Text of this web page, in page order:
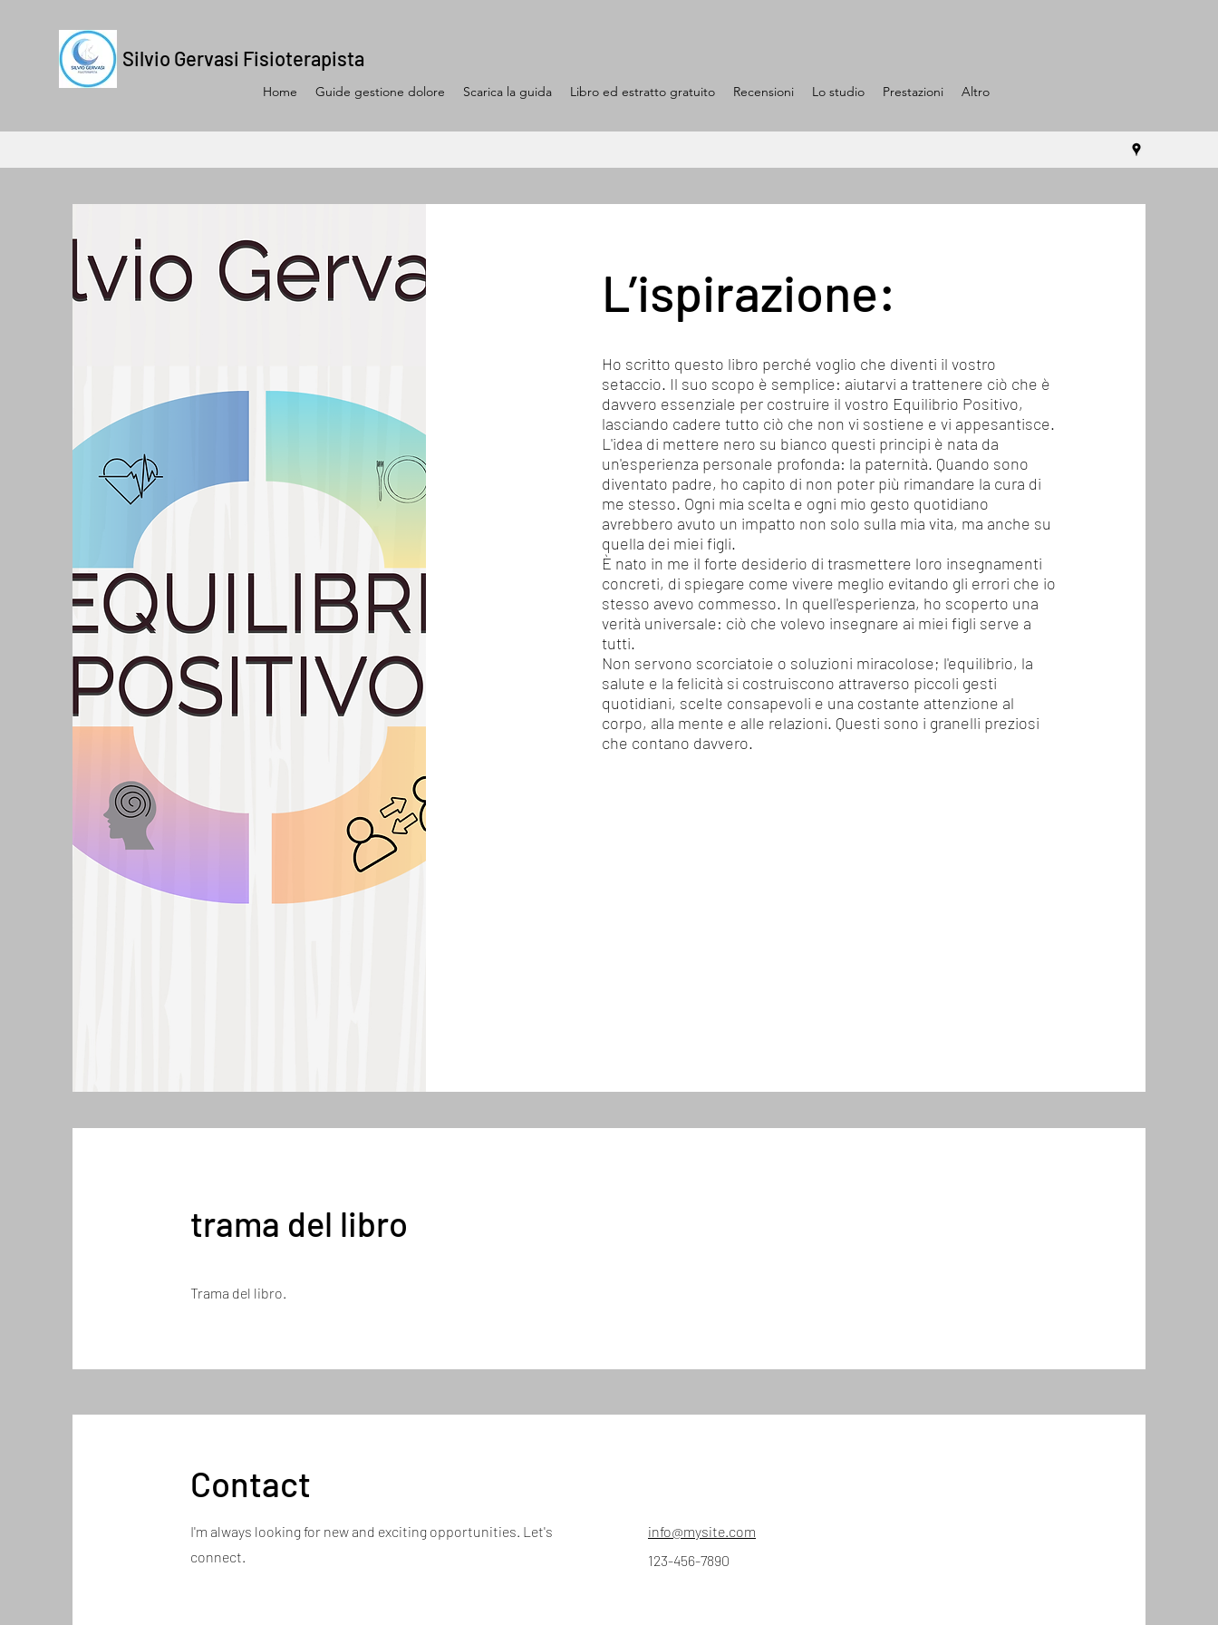
Silvio Gervasi Fisioterapista
Home Guide gestione dolore Scarica la guida Libro ed estratto gratuito Recensioni Lo studio Prestazioni Altro
L’ispirazione:
Ho scritto questo libro perché voglio che diventi il vostro
setaccio. Il suo scopo è semplice: aiutarvi a trattenere ciò che è
davvero essenziale per costruire il vostro Equilibrio Positivo,
lasciando cadere tutto ciò che non vi sostiene e vi appesantisce.
L'idea di mettere nero su bianco questi principi è nata da
un'esperienza personale profonda: la paternità. Quando sono
diventato padre, ho capito di non poter più rimandare la cura di
me stesso. Ogni mia scelta e ogni mio gesto quotidiano
avrebbero avuto un impatto non solo sulla mia vita, ma anche su
quella dei miei figli.
È nato in me il forte desiderio di trasmettere loro insegnamenti
concreti, di spiegare come vivere meglio evitando gli errori che io
stesso avevo commesso. In quell'esperienza, ho scoperto una
verità universale: ciò che volevo insegnare ai miei figli serve a
tutti.
Non servono scorciatoie o soluzioni miracolose; l'equilibrio, la
salute e la felicità si costruiscono attraverso piccoli gesti
quotidiani, scelte consapevoli e una costante attenzione al
corpo, alla mente e alle relazioni. Questi sono i granelli preziosi
che contano davvero.
trama del libro
Trama del libro.
Contact
I'm always looking for new and exciting opportunities. Let's
connect.
info@mysite.com
123-456-7890